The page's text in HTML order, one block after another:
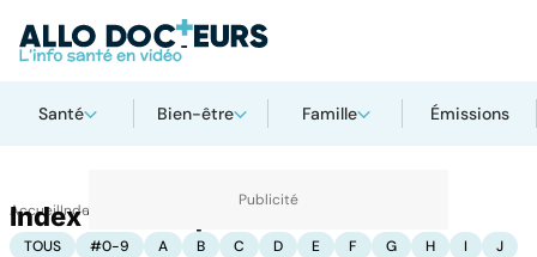
Santé Bien-être Famille Émissions
AccueilIndex thématiques
Index thématique : F
TOUS #0-9 A B C D E F G H I
J